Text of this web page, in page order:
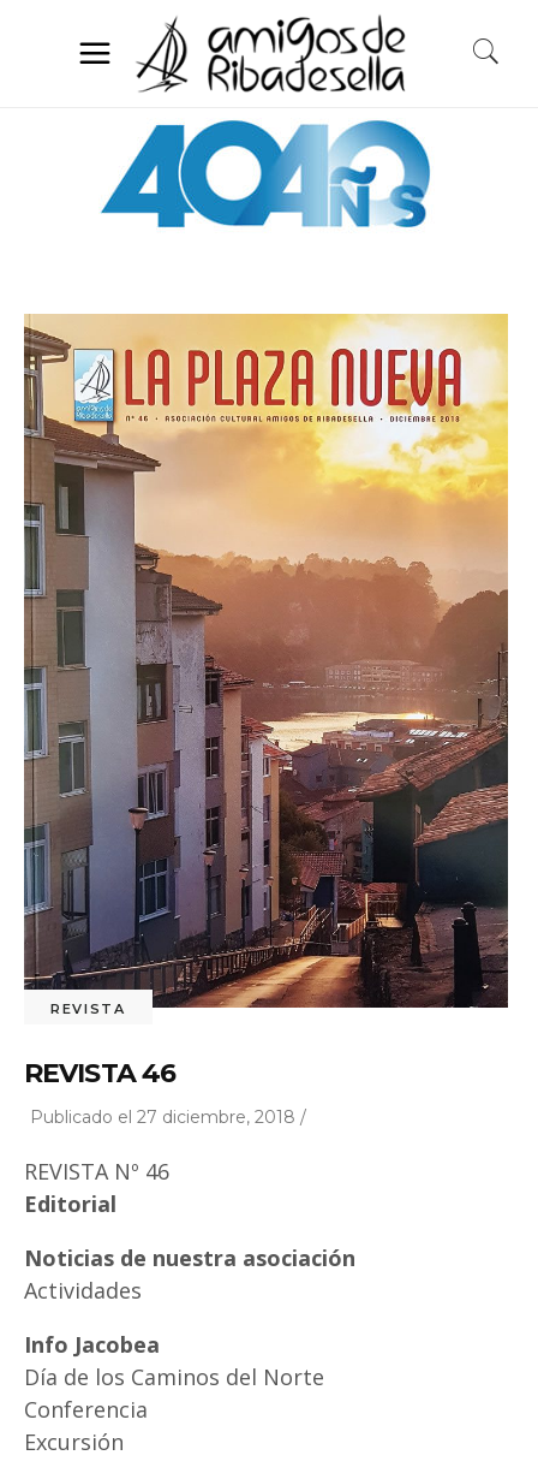
REVISTA
REVISTA 46
Publicado el 27 diciembre, 2018 /
REVISTA Nº 46
Editorial
Noticias de nuestra asociación
Actividades
Info Jacobea
Día de los Caminos del Norte
Conferencia
Excursión